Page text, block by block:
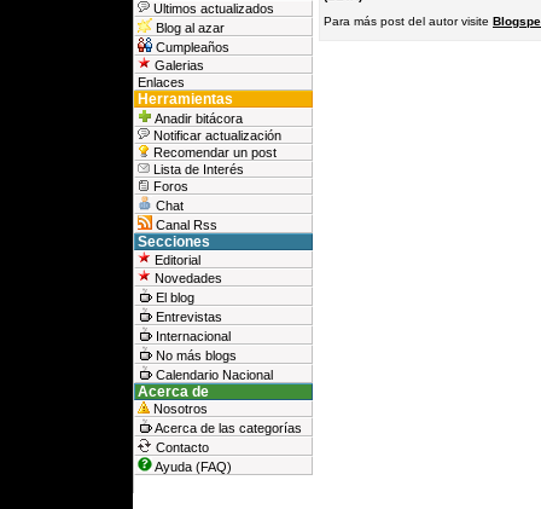
Ultimos actualizados
Blog al azar
Cumpleaños
Galerias
Enlaces
Herramientas
Anadir bitácora
Notificar actualización
Recomendar un post
Lista de Interés
Foros
Chat
Canal Rss
Secciones
Editorial
Novedades
El blog
Entrevistas
Internacional
No más blogs
Calendario Nacional
Acerca de
Nosotros
Acerca de las categorías
Contacto
Ayuda (FAQ)
Para más post del autor visite